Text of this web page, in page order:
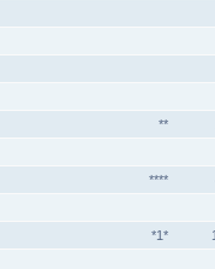
**
****
*1*